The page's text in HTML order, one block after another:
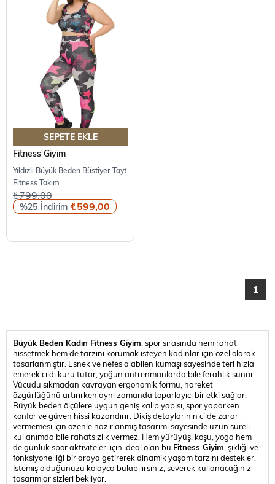
SEPETE EKLE
Fitness Giyim
Yıldızlı Büyük Beden Büstiyer Tayt
Fitness Takım
%25 ₺599,00
₺799,00
1
Büyük Beden Kadın Fitness Giyim , spor sırasında hem rahat
hissetmek hem de tarzını korumak isteyen kadınlar için özel olarak
tasarlanmıştır. Esnek ve nefes alabilen kumaşı sayesinde teri hızla
emerek cildi kuru tutar, yoğun antrenmanlarda bile ferahlık sunar.
Vücudu sıkmadan kavrayan ergonomik formu, hareket
özgürlüğünü artırırken aynı zamanda toparlayıcı bir etki sağlar.
Büyük beden ölçülere uygun geniş kalıp yapısı, spor yaparken
konfor ve güven hissi kazandırır. Dikiş detaylarının cilde zarar
vermemesi için özenle hazırlanmış tasarımı sayesinde uzun süreli
kullanımda bile rahatsızlık vermez. Hem yürüyüş, koşu, yoga hem
de günlük spor aktiviteleri için ideal olan bu Fitness Giyim , şıklığı ve
fonksiyonelliği bir araya getirerek dinamik yaşam tarzını destekler.
İstemiş olduğunuzu kolayca bulabilirsiniz, severek kullanacağınız
tasarımlar sizleri bekliyor.